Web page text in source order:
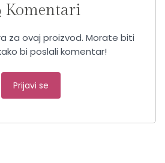
Komentari
za ovaj proizvod. Morate biti
bi poslali komentar!
Prijavi se